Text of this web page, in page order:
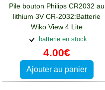
Pile bouton Philips CR2032 au
lithium 3V CR-2032:Batterie
Wiko View 4 Lite
batterie en stock
4.00€
Ajouter au panier